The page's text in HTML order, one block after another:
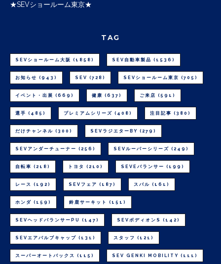
★SEVショールーム東京★
TAG
SEVショールーム大阪 (1858) SEV自動車製品 (1536)
お知らせ (943) SEV (728) SEVショールーム東京 (705)
イベント・出展 (669) 健康 (637) ご来店 (591)
選手 (485) プレミアムシリーズ (408) 注目記事 (380)
だけチャンネル (300) SEVラジエターBY (279)
SEVアンダーチューナー (256) SEVルーパーシリーズ (249)
自転車 (218) トヨタ (210) SEVEバランサー (199)
レース (192) SEVフェア (187) スバル (161)
ホンダ (159) 鈴鹿サーキット (151)
SEVヘッドバランサーPU (147) SEVボディオンS (142)
SEVエアバルブキャップ (131) スタッフ (121)
スーパーオートバックス (115) SEV GENKI MOBILITY (111)